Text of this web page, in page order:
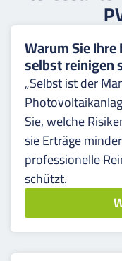
Warum Sie
selbst reinigen
„Selbst ist der
Sie, welche
sie Erträge
professionelle
schützt.